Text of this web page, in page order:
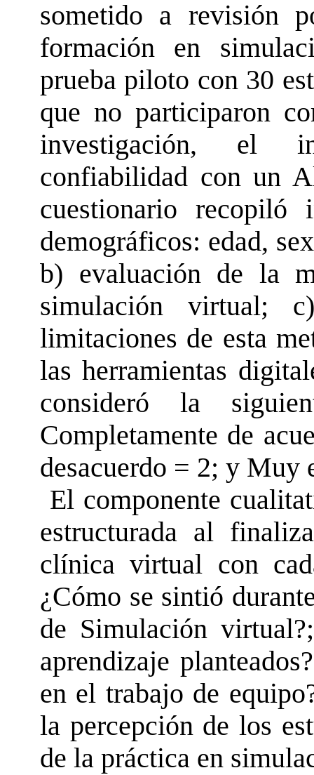
sometido a revisión
formación en
prueba piloto con 30
que no participaron
investigación, el
confiabilidad con un
cuestionario recopiló
demográficos: edad,
b) evaluación de la
simulación virtual;
limitaciones de esta
las herramientas
consideró la
Completamente de
desacuerdo = 2; y Muy
El componente
estructurada al
clínica virtual con
¿Cómo se sintió
de Simulación
aprendizaje
en el trabajo de
la percepción de los
de la práctica en